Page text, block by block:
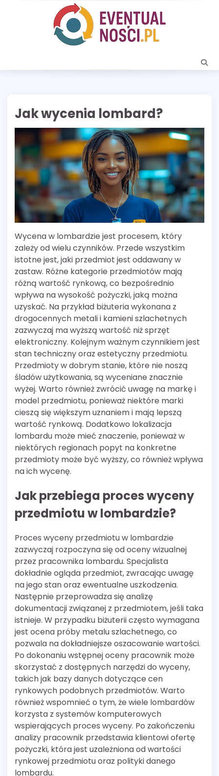
Jak wycenia lombard?
Wycena w lombardzie jest procesem, który
zależy od wielu czynników. Przede wszystkim
istotne jest, jaki przedmiot jest oddawany w
zastaw. Różne kategorie przedmiotów mają
różną wartość rynkową, co bezpośrednio
wpływa na wysokość pożyczki, jaką można
uzyskać. Na przykład biżuteria wykonana z
drogocennych metali i kamieni szlachetnych
zazwyczaj ma wyższą wartość niż sprzęt
elektroniczny. Kolejnym ważnym czynnikiem jest
stan techniczny oraz estetyczny przedmiotu.
Przedmioty w dobrym stanie, które nie noszą
śladów użytkowania, są wyceniane znacznie
wyżej. Warto również zwrócić uwagę na markę i
model przedmiotu, ponieważ niektóre marki
cieszą się większym uznaniem i mają lepszą
wartość rynkową. Dodatkowo lokalizacja
lombardu może mieć znaczenie, ponieważ w
niektórych regionach popyt na konkretne
przedmioty może być wyższy, co również wpływa
na ich wycenę.
Jak przebiega proces wyceny
przedmiotu w lombardzie?
Proces wyceny przedmiotu w lombardzie
zazwyczaj rozpoczyna się od oceny wizualnej
przez pracownika lombardu. Specjalista
dokładnie ogląda przedmiot, zwracając uwagę
na jego stan oraz ewentualne uszkodzenia.
Następnie przeprowadza się analizę
dokumentacji związanej z przedmiotem, jeśli taka
istnieje. W przypadku biżuterii często wymagana
jest ocena próby metalu szlachetnego, co
pozwala na dokładniejsze oszacowanie wartości.
Po dokonaniu wstępnej oceny pracownik może
skorzystać z dostępnych narzędzi do wyceny,
takich jak bazy danych dotyczące cen
rynkowych podobnych przedmiotów. Warto
również wspomnieć o tym, że wiele lombardów
korzysta z systemów komputerowych
wspierających proces wyceny. Po zakończeniu
analizy pracownik przedstawia klientowi ofertę
pożyczki, która jest uzależniona od wartości
rynkowej przedmiotu oraz polityki danego
lombardu.